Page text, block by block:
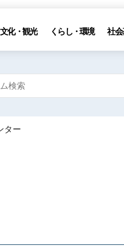
文化・観光 くらし・環境 社会
ター